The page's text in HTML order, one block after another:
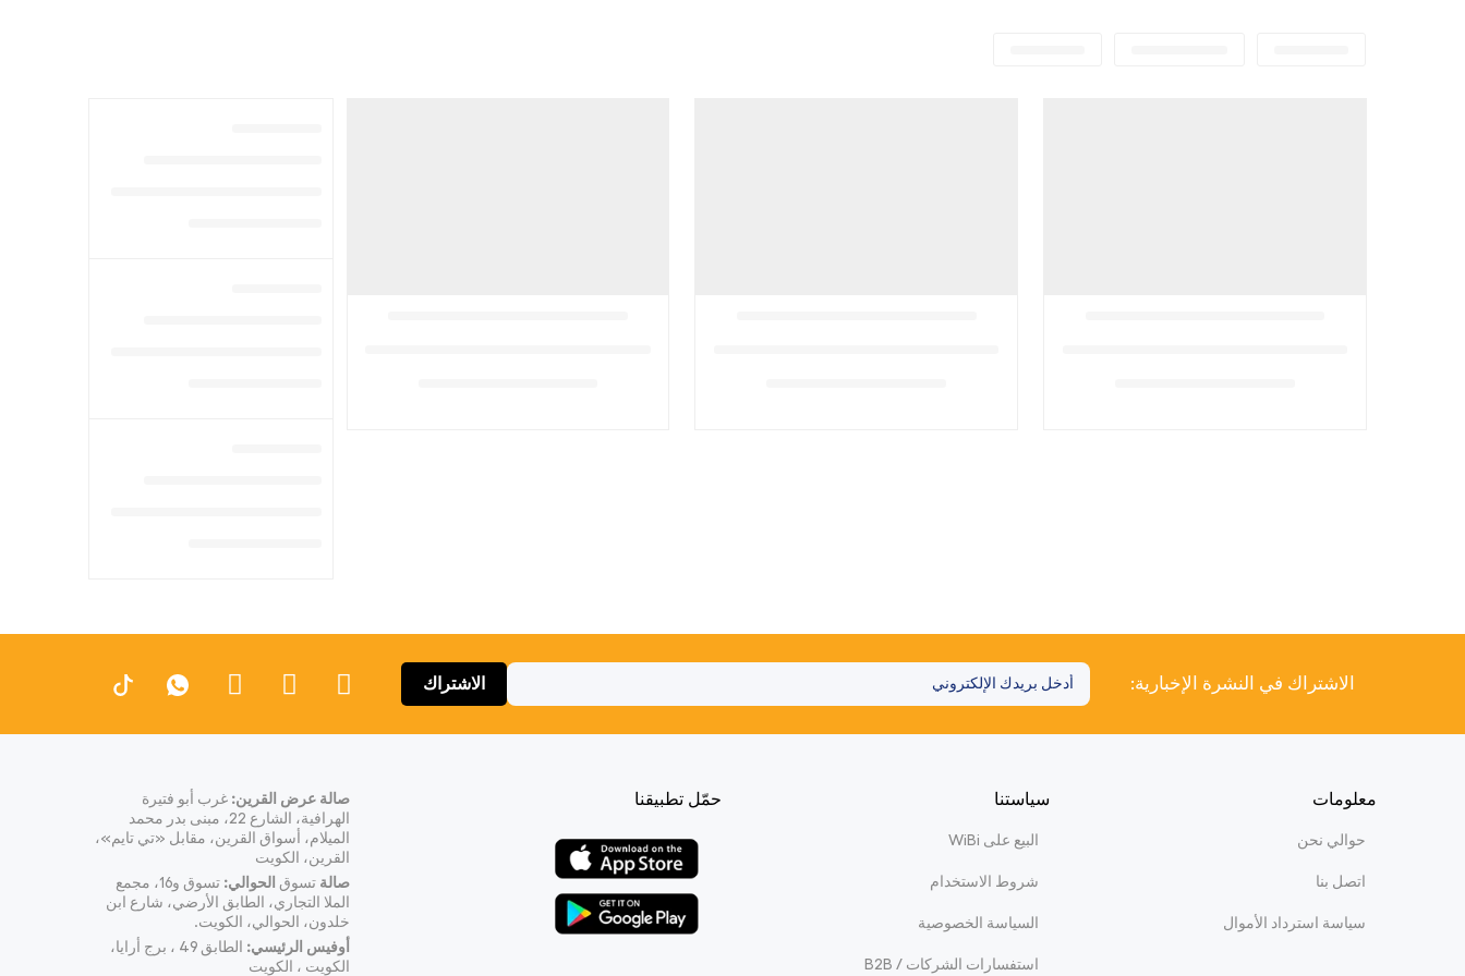
الاشتراك في النشرة الإخبارية: الاشتراك
معلومات
حوالي نحن
اتصل بنا
سياسة استرداد الأموال
سياستنا
البيع على WiBi
شروط الاستخدام
السياسة الخصوصية
استفسارات الشركات / B2B
حمّل تطبيقنا صالة عرض القرين: غرب أبو فتيرة
الهرافية، الشارع 22، مبنى بدر محمد
الميلام، أسواق القرين، مقابل «تي تايم»،
القرين، الكويت
صالة تسوق الحوالي:
تسوق و16، مجمع
الملا التجاري، الطابق الأرضي، شارع ابن
خلدون، الحوالي، الكويت.
أوفيس الرئيسي:
الطابق 49 ، برج أرايا،
الكويت ، الكويت